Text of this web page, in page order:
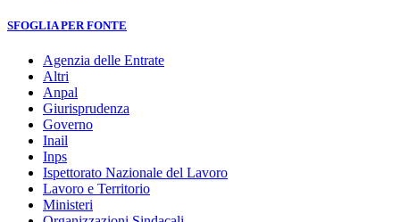
SFOGLIA PER FONTE
Agenzia delle Entrate
Altri
Anpal
Giurisprudenza
Governo
Inail
Inps
Ispettorato Nazionale del Lavoro
Lavoro e Territorio
Ministeri